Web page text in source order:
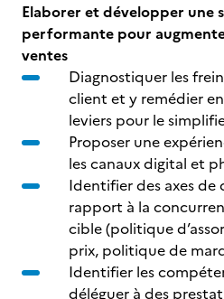
Elaborer et développer une
performante pour
ventes
Diagnostiquer les
client et y remédier
leviers pour le
Proposer une
les canaux digital et
Identifier des axes
rapport à la
cible (politique
prix, politique de
Identifier les
déléguer à des